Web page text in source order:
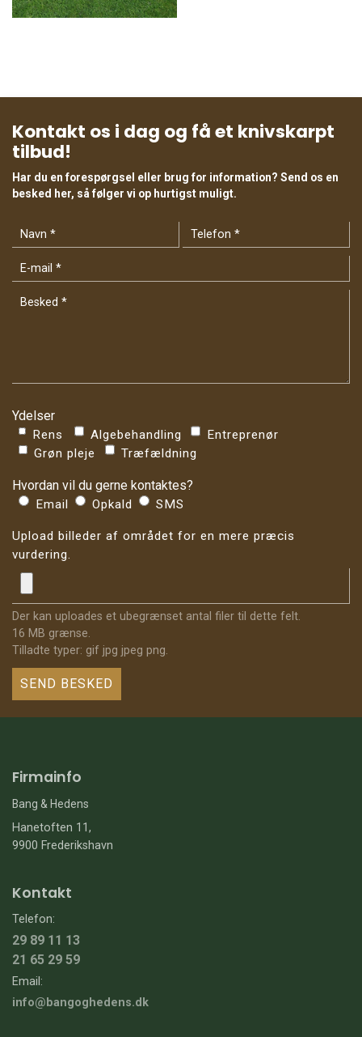
Kontakt os i dag og få et knivskarpt
tilbud!
Har du en forespørgsel eller brug for information? Send os en
besked her, så følger vi op hurtigst muligt.
Ydelser
Rens Algebehandling
Entreprenør
Grøn pleje
Træfældning
Hvordan vil du gerne kontaktes?
Email Opkald SMS
Upload billeder af området for en mere præcis
vurdering.
Der kan uploades et ubegrænset antal filer til dette felt.
16 MB grænse.
Tilladte typer: gif jpg jpeg png.
Firmainfo
Bang & Hedens
Hanetoften 11,
9900 Frederikshavn
Kontakt
Telefon:
29 89 11 13
21 65 29 59
Email:
info@bangoghedens.dk